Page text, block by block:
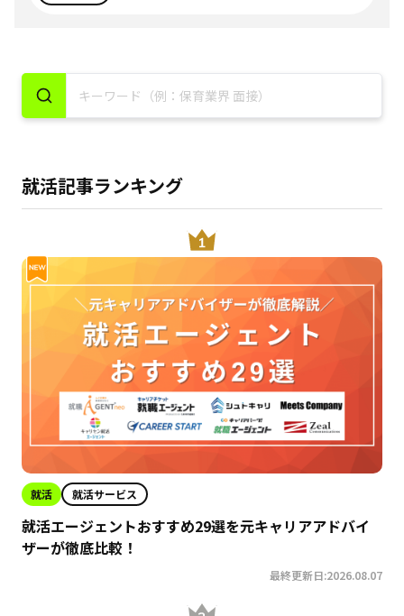
就活記事ランキング
就活 就活サービス
就活エージェントおすすめ29選を元キャリアアドバイ
ザーが徹底比較！
最終更新日:2026.08.07